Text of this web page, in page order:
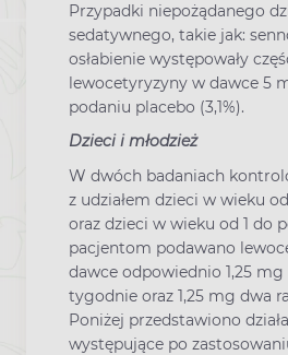
Przypadki niepożądanego
sedatywnego, takie jak:
osłabienie występowały
lewocetyryzyny w dawce 5
podaniu placebo (3,1%).
Dzieci i młodzież
W dwóch badaniach
z udziałem dzieci w wieku
oraz dzieci w wieku od 1 do
pacjentom podawano
dawce odpowiednio 1,25 mg
tygodnie oraz 1,25 mg dwa
Poniżej przedstawiono
występujące po